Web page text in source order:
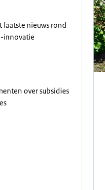
laatste nieuws rond
innovatie
over subsidies